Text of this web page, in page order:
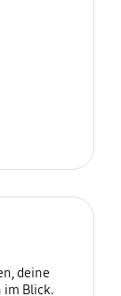
deine
im Blick.